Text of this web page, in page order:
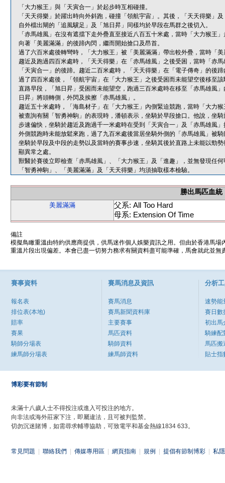
「大力猴王」與「天寅合一」於起步時互相碰撞。
「天天得樂」於躍出時向外斜跑，碰撞「領航宇宙」。其後，「天天得樂」
自外檔出閘的「追風驥足」及「旭日昇」同樣均於早段在馬群之後切入。
「赤馬雄風」在沒有遮擋下走外疊直至接近八百五十米處，當時「大力猴王
向著「美麗滿滿」的後蹄內閃，繼而開始搶口及昂首。
過了六百米處後轉彎時，「大力猴王」被「美麗滿滿」帶出較外疊，當時「
趨近及跑過四百米處時，「天天得樂」在「赤馬雄風」之後受困，當時「赤
「天寅合一」的後蹄。趨近二百米處時，「天天得樂」在「電子傳奇」的後
過了四百米處後，「領航宇宙」在「大力猴王」之後受困而未能望空後移至該
直路早段，「旭日昇」受困而未能望空，跑過三百米處時在移至「赤馬雄風
日昇」將頭轉側，外閃及挨擦「赤馬雄風」。
趨近五十米處時，「海島材子」在「大力猴王」內側緊迫競跑，當時「大力
被查詢有關「智勇神駒」的表現時，潘頓表示，坐騎於早段搶口。他說，坐
步速偏快，坐騎於趨近及跑過千一米處時在受到「天寅合一」及「赤馬雄風
外側競跑時未能放鬆來跑，過了九百米處後當居坐騎外側的「赤馬雄風」被
坐騎於早段及中段的走勢以及當時的賽事步速，坐騎其後於直路上未能以勁
顯異常之處。
獸醫於賽後立即檢查「赤馬雄風」、「大力猴王」及「進趣」，並無發現任
「智勇神駒」、「美麗滿滿」及「天天得樂」均須抽取樣本檢驗。
勝出馬匹血統
美麗滿滿
父系: All Too Hard
母系: Extension Of Time
備註
模擬鳥瞰重溫由特約供應商提供，供馬迷作個人娛樂資訊之用。但由於香港馬
重溫片段出現偏差。本會已盡一切努力務求有關資料盡可能準確，馬會就此並
賽事資料
報名表
排位表(本地)
賠率
賽果
騎師分場表
練馬師分場表
賽馬消息及資訊
賽馬消息
賽馬新聞資料庫
主要賽事
馬匹資料
騎師資料
練馬師資料
分析
速勢能
賽日數
初出馬
騎練配
馬匹搬
貼士指
博彩要有節制
未滿十八歲人士不得投注或進入可投注的地方。
向非法或海外莊家下注，即屬違法，且可被判監禁。
切勿沉迷賭博，如需尋求輔導協助，可致電平和基金熱線1834 633。
常見問題 聯絡我們 傳媒專用區 網頁指南 規例 提倡有節制博彩 私